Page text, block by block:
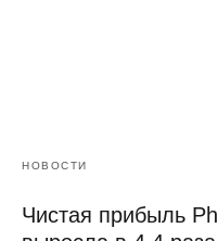
НОВОСТИ
Чистая прибыль